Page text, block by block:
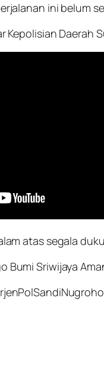
ini belum
Kepolisian Daerah
atas segala
Bumi Sriwijaya